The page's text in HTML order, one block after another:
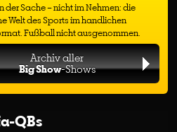
der Sache – nicht im Nehmen: die
Welt des Sports im handlichen
Fußball nicht ausgenommen.
Archiv aller
Big Show-Shows
QBs